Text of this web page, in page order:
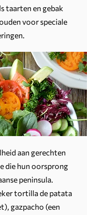
taarten en gebak
voor speciale
aan gerechten
die hun oorsprong
peninsula.
tortilla de patata
gazpacho (een